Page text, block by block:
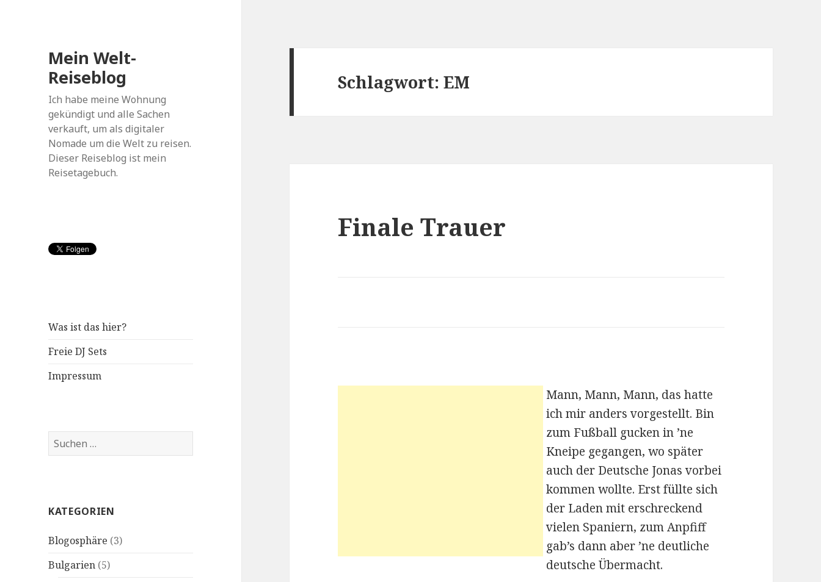
Mein Welt-
Reiseblog
Ich habe meine Wohnung
gekündigt und alle Sachen
verkauft, um als digitaler
Nomade um die Welt zu reisen.
Dieser Reiseblog ist mein
Reisetagebuch.
Was ist das hier?
Freie DJ Sets
Impressum
S
u
n
a
h
KATEGORIEN
Blogosphäre (3)
Bulgarien (5)
Schlagwort: EM
Finale Trauer
Mann, Mann, Mann, das hatte
ich mir anders vorgestellt. Bin
zum Fußball gucken in ’ne
Kneipe gegangen, wo später
auch der Deutsche Jonas vorbei
kommen wollte. Erst füllte sich
der Laden mit erschreckend
vielen Spaniern, zum Anpfiff
gab’s dann aber ’ne deutliche
deutsche Übermacht.